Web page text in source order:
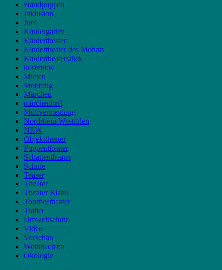
Handpuppen
Inklusion
Juni
Kindergarten
Kindertheater
Kindertheater des Monats
Kindertheaterstück
kostenlos
Mieten
Mobbing
Märchen
märchenhaft
Müllvermeidung
Nordrhein-Westfalen
NRW
Objekttheater
Puppentheater
Schattentheater
Schule
Teaser
Theater
Theater Klann
Tourneetheater
Trailer
Umweltschutz
Video
Vorschau
Weihnachten
Ökologie